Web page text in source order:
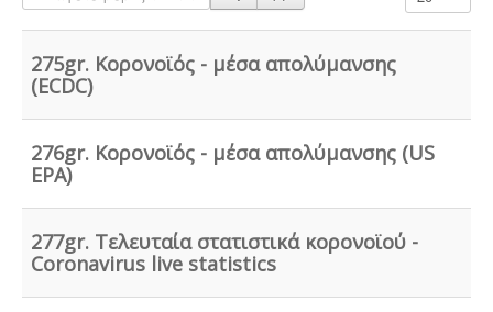
επιχειρήσεις εκπαιδευτήριων, χώρων συνάθροισης
κοινού, γραφείων και εμπορικών
καταστημάτων οφείλουν να επανακαθορίσουν μέτρα
και μέσα πυροπροστασίας σύμφωνα με τις νέες
διατάξεις (ΠΥΔ 16/15, 3/15, 17/16 & /17).
Κανονισμός λειτουργίας τουριστικού
275gr. Κορονοϊός - μέσα απολύμανσης
(ECDC)
276gr. Κορονοϊός - μέσα απολύμανσης (US
EPA)
277gr. Τελευταία στατιστικά κορονοϊού -
Coronavirus live statistics